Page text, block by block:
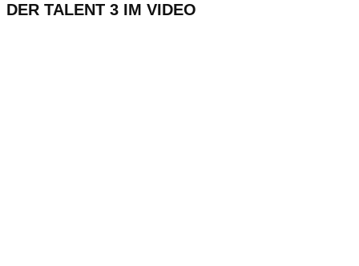
DER TALENT 3 IM VIDEO